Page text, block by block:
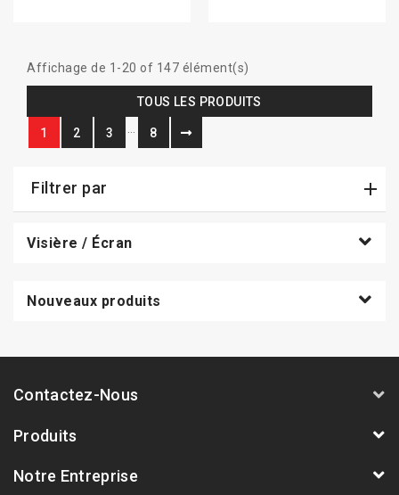
Affichage de 1-20 of 147 élément(s)
TOUS LES PRODUITS
1 2 3 8
Filtrer par
Visière / Écran
Nouveaux produits
Contactez-Nous
Produits
Notre Entreprise